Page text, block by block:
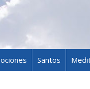
Skip to
Santos